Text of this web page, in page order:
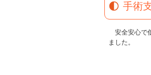
手術
安全安心で
ました。